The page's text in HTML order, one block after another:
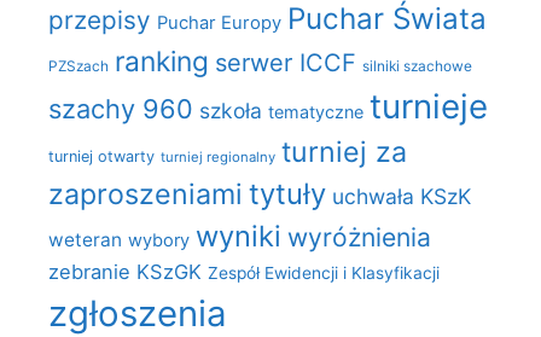
przepisy Puchar Europy Puchar Świata
PZSzach ranking serwer ICCF silniki szachowe
szachy 960 szkoła tematyczne turnieje
turniej otwarty turniej regionalny turniej za
zaproszeniami tytuły uchwała KSzK
weteran wybory wyniki wyróżnienia
zebranie KSzGK Zespół Ewidencji i Klasyfikacji
zgłoszenia